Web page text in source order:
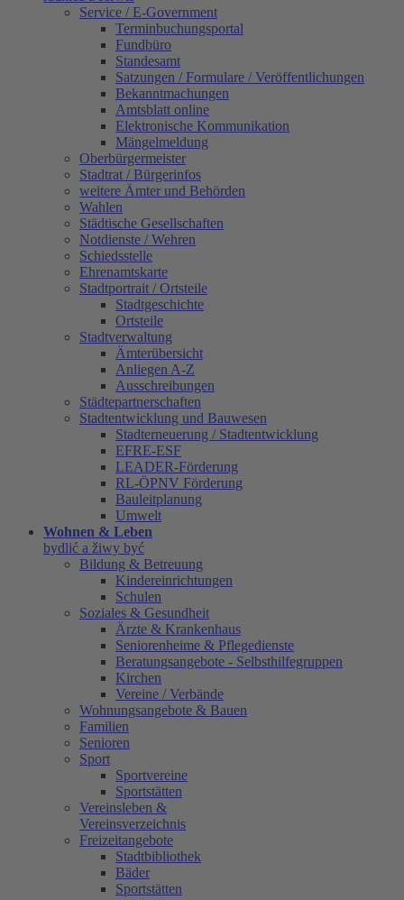
Service / E-Government
Terminbuchungsportal
Fundbüro
Standesamt
Satzungen / Formulare / Veröffentlichungen
Bekanntmachungen
Amtsblatt online
Elektronische Kommunikation
Mängelmeldung
Oberbürgermeister
Stadtrat / Bürgerinfos
weitere Ämter und Behörden
Wahlen
Städtische Gesellschaften
Notdienste / Wehren
Schiedsstelle
Ehrenamtskarte
Stadtportrait / Ortsteile
Stadtgeschichte
Ortsteile
Stadtverwaltung
Ämterübersicht
Anliegen A-Z
Ausschreibungen
Städtepartnerschaften
Stadtentwicklung und Bauwesen
Stadterneuerung / Stadtentwicklung
EFRE-ESF
LEADER-Förderung
RL-ÖPNV Förderung
Bauleitplanung
Umwelt
Wohnen & Leben
bydlić a žiwy być
Bildung & Betreuung
Kindereinrichtungen
Schulen
Soziales & Gesundheit
Ärzte & Krankenhaus
Seniorenheime & Pflegedienste
Beratungsangebote - Selbsthilfegruppen
Kirchen
Vereine / Verbände
Wohnungsangebote & Bauen
Familien
Senioren
Sport
Sportvereine
Sportstätten
Vereinsleben &
Vereinsverzeichnis
Freizeitangebote
Stadtbibliothek
Bäder
Sportstätten